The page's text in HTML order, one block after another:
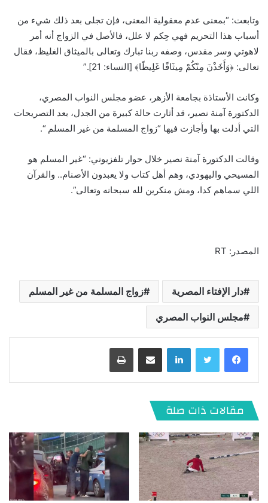
وتابعت: “بمعنى عدم معقولية المعنى، فإن تجلى بعد ذلك شيء من
أسباب هذا التحريم فهي حِكم لا علل، فالأصل في الزواج أنه أمر
لاهوتي وسر مقدس، وصفه ربنا تبارك وتعالى بالميثاق الغليظ، فقال
تعالى: ﴿وَأَخَذْنَ مِنْكُمْ مِيثَاقًا غَلِيظًا﴾ [النساء: 21].”
وكانت الأستاذة بجامعة الأزهر، عضو مجلس النواب المصري،
الدكتورة آمنة نصير، قد أثارت حالة كبيرة من الجدل، بعد التصريحات
التي أدلت بها وأجازت فيها “زواج المسلمة من غير المسلم “.
وقالت الدكتورة آمنة نصير خلال حوار تلفزيوني: “غير المسلم هو
المسيحي واليهودي، وهم أهل كتاب ولا يعبدون الأصنام.. والقرآن
اللي سماهم كدا، ومش منكرين لله سبحانه وتعالى”.
المصدر: RT
دار الإفتاء المصرية زواج المسلمة من غير المسلم
مجلس النواب المصري
لينكدإن
مقالات ذات صلة